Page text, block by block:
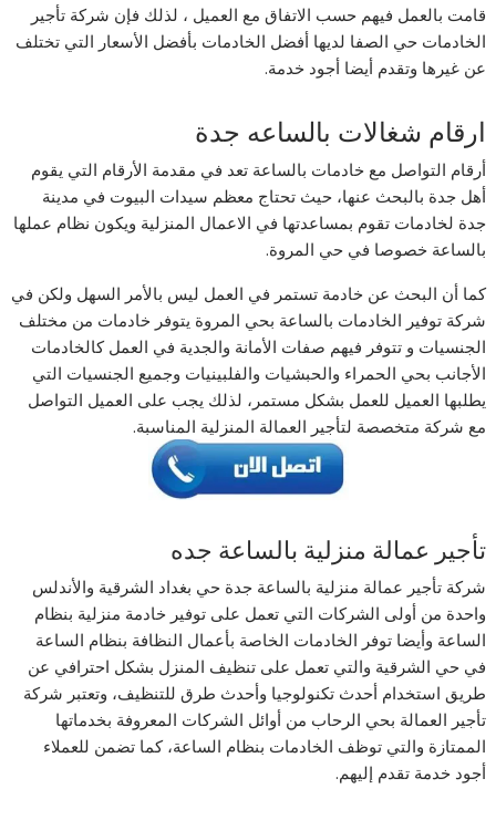
قامت بالعمل فيهم حسب الاتفاق مع العميل ، لذلك فإن شركة تأجير
الخادمات حي الصفا لديها أفضل الخادمات بأفضل الأسعار التي تختلف
عن غيرها وتقدم أيضا أجود خدمة.
ارقام شغالات بالساعه جدة
أرقام التواصل مع خادمات بالساعة تعد في مقدمة الأرقام التي يقوم
أهل جدة بالبحث عنها، حيث تحتاج معظم سيدات البيوت في مدينة
جدة لخادمات تقوم بمساعدتها في الاعمال المنزلية ويكون نظام عملها
بالساعة خصوصا في حي المروة.
كما أن البحث عن خادمة تستمر في العمل ليس بالأمر السهل ولكن في
شركة توفير الخادمات بالساعة بحي المروة يتوفر خادمات من مختلف
الجنسيات و تتوفر فيهم صفات الأمانة والجدية في العمل كالخادمات
الأجانب بحي الحمراء والحبشيات والفلبينيات وجميع الجنسيات التي
يطلبها العميل للعمل بشكل مستمر، لذلك يجب على العميل التواصل
مع شركة متخصصة لتأجير العمالة المنزلية المناسبة.
تأجير عمالة منزلية بالساعة جده
شركة تأجير عمالة منزلية بالساعة جدة حي بغداد الشرقية والأندلس
واحدة من أولى الشركات التي تعمل على توفير خادمة منزلية بنظام
الساعة وأيضا توفر الخادمات الخاصة بأعمال النظافة بنظام الساعة
في حي الشرقية والتي تعمل على تنظيف المنزل بشكل احترافي عن
طريق استخدام أحدث تكنولوجيا وأحدث طرق للتنظيف، وتعتبر شركة
تأجير العمالة بحي الرحاب من أوائل الشركات المعروفة بخدماتها
الممتازة والتي توظف الخادمات بنظام الساعة، كما تضمن للعملاء
أجود خدمة تقدم إليهم.